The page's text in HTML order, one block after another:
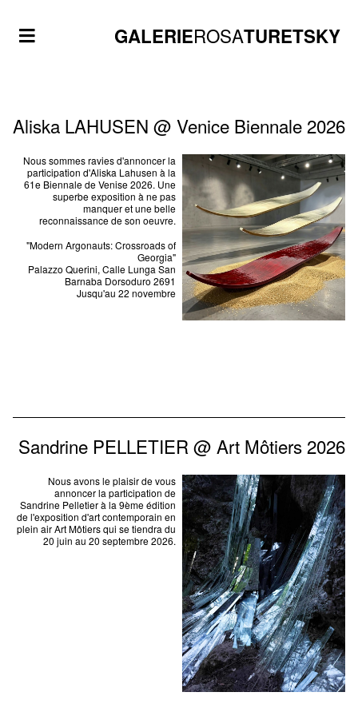
GALERIEROSATURETSKY
Aliska LAHUSEN @ Venice Biennale 2026
Nous sommes ravies d'annoncer la
participation d'Aliska Lahusen à la
61e Biennale de Venise 2026. Une
superbe exposition à ne pas
manquer et une belle
reconnaissance de son oeuvre.
"Modern Argonauts: Crossroads of
Georgia"
Palazzo Querini, Calle Lunga San
Barnaba Dorsoduro 2691
Jusqu'au 22 novembre
Sandrine PELLETIER @ Art Môtiers 2026
Nous avons le plaisir de vous
annoncer la participation de
Sandrine Pelletier à la 9ème édition
de l'exposition d'art contemporain en
plein air Art Môtiers qui se tiendra du
20 juin au 20 septembre 2026.